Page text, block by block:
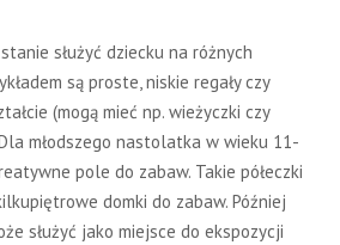
służyć dziecku na różnych
są proste, niskie regały czy
(mogą mieć np. wieżyczki czy
młodszego nastolatka w wieku 11-
pole do zabaw. Takie półeczki
domki do zabaw. Później
służyć jako miejsce do ekspozycji